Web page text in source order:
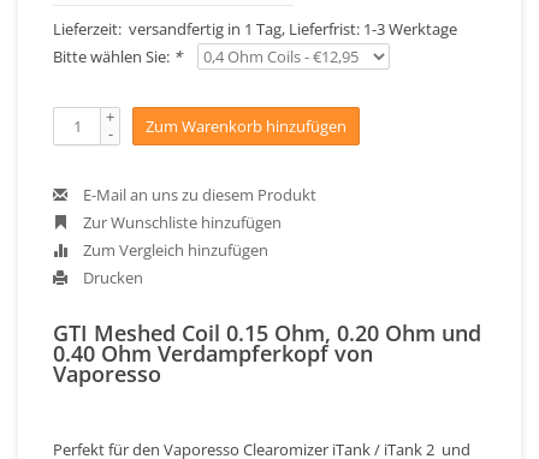
Lieferzeit: versandfertig in 1 Tag, Lieferfrist: 1-3 Werktage
Bitte wählen Sie: *
+
- Zum Warenkorb hinzufügen
E-Mail an uns zu diesem Produkt
Zur Wunschliste hinzufügen
Zum Vergleich hinzufügen
Drucken
GTI Meshed Coil 0.15 Ohm, 0.20 Ohm und
0.40 Ohm Verdampferkopf von
Vaporesso
Perfekt für den Vaporesso Clearomizer iTank / iTank 2 und